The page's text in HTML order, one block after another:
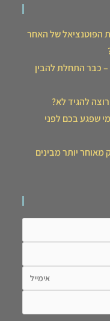
הפוטנציאל של האחר
כבר התחלת להבין
להגיד לא?
שפגע בכם לפני
מאוחר יותר מבינים